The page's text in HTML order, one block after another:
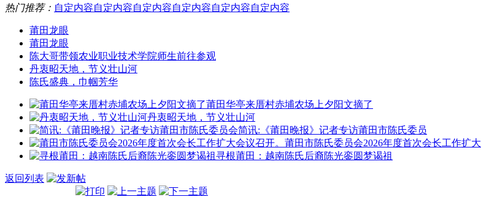
热门推荐： 自定内容自定内容自定内容自定内容自定内容自定内容
莆田龙眼
莆田龙眼
陈大哥带领农业职业技术学院师生前往参观
丹衷昭天地，节义壮山河
陈氏盛典，巾帼芳华
莆田华亭来厝村赤埔农场上夕阳文摘了
丹衷昭天地，节义壮山河
简讯:《莆田晚报》记者专访莆田市陈氏委员
莆田市陈氏委员会2026年度首次会长工作扩大
寻根莆田：越南陈氏后裔陈光銮圆梦谒祖
返回列表